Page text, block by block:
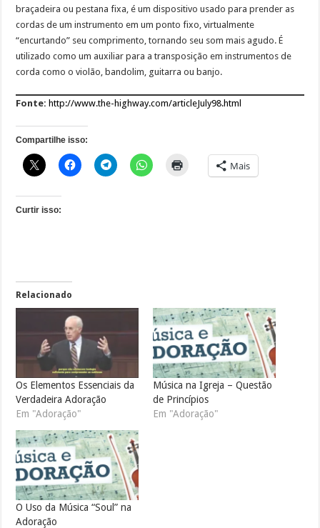
braçadeira ou pestana fixa, é um dispositivo usado para prender as
cordas de um instrumento em um ponto fixo, virtualmente
“encurtando” seu comprimento, tornando seu som mais agudo. É
utilizado como um auxiliar para a transposição em instrumentos de
corda como o violão, bandolim, guitarra ou banjo.
Fonte: http://www.the-highway.com/articleJuly98.html
Compartilhe isso:
Mais
Curtir isso:
Relacionado
Os Elementos Essenciais da
Verdadeira Adoração
Em "Adoração"
Música na Igreja – Questão
de Princípios
Em "Adoração"
O Uso da Música “Soul” na
Adoração